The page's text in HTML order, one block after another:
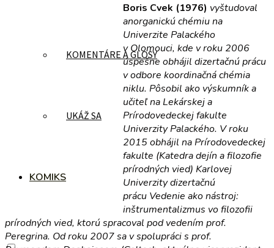
KOMENTÁRE A GLOSY
UKÁŽ SA
KOMIKS
Boris Cvek (1976) vyštudoval
anorganickú chémiu na
Univerzite Palackého
v Olomouci, kde v roku 2006
úspešne obhájil dizertačnú prácu
v odbore koordinačná chémia
niklu. Pôsobil ako výskumník a
učiteľ na Lekárskej a
Prírodovedeckej fakulte
Univerzity Palackého. V roku
2015 obhájil na Prírodovedeckej
fakulte (Katedra dejín a filozofie
prírodných vied) Karlovej
Univerzity dizertačnú
prácu Vedenie ako nástroj:
inštrumentalizmus vo filozofii
prírodných vied, ktorú spracoval pod vedením prof.
Peregrina. Od roku 2007 sa v spolupráci s prof.